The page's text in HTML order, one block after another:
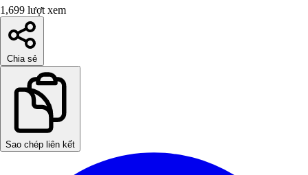
1,699 lượt xem
Chia sẻ
Sao chép liên kết